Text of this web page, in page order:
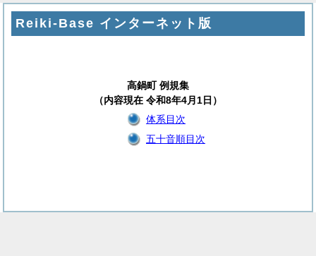
Reiki-Base インターネット版
高鍋町 例規集
（内容現在 令和8年4月1日）
体系目次
五十音順目次